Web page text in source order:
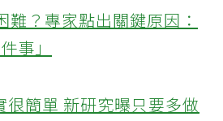
難？專家點出關鍵原因：
事」
很簡單 新研究曝只要多做